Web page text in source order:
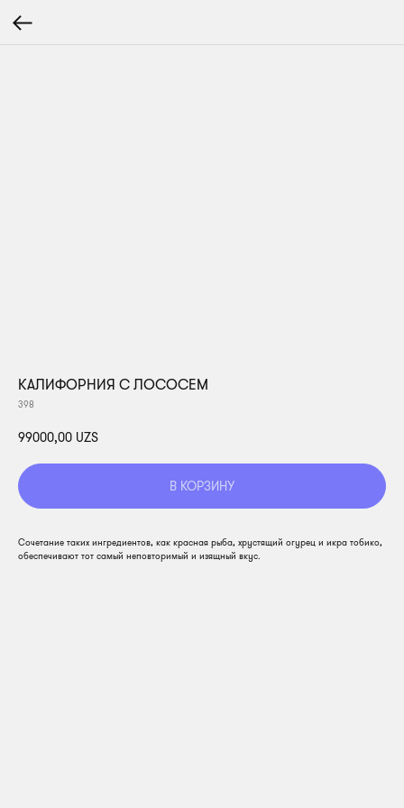
КАЛИФОРНИЯ С ЛОСОСЕМ
398
99000,00 UZS
В КОРЗИНУ
Сочетание таких ингредиентов, как красная рыба, хрустящий огурец и икра тобико,
обеспечивают тот самый неповторимый и изящный вкус.